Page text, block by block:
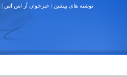
نوشته های پیشین | خبرخوان آر اس اس|